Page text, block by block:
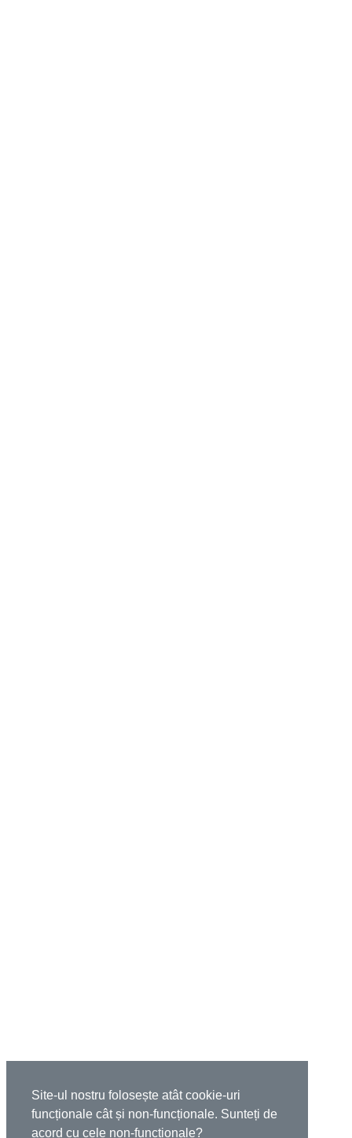
Site-ul nostru folosește atât cookie-uri
funcționale cât și non-funcționale. Sunteți de
acord cu cele non-funcționale?